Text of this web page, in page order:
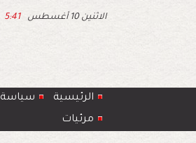
الاثنين 10 أغسطس 5:41
الرئيسية سياسة
مرئيات